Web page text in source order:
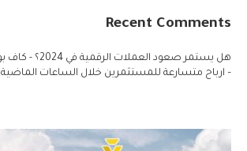
Recent Comments
هل يستمر صعود العملات الرقمية في 2024؟ - كاف بوست
– ارباح متسارعة للمستثمرين خلال الساعات الماضية